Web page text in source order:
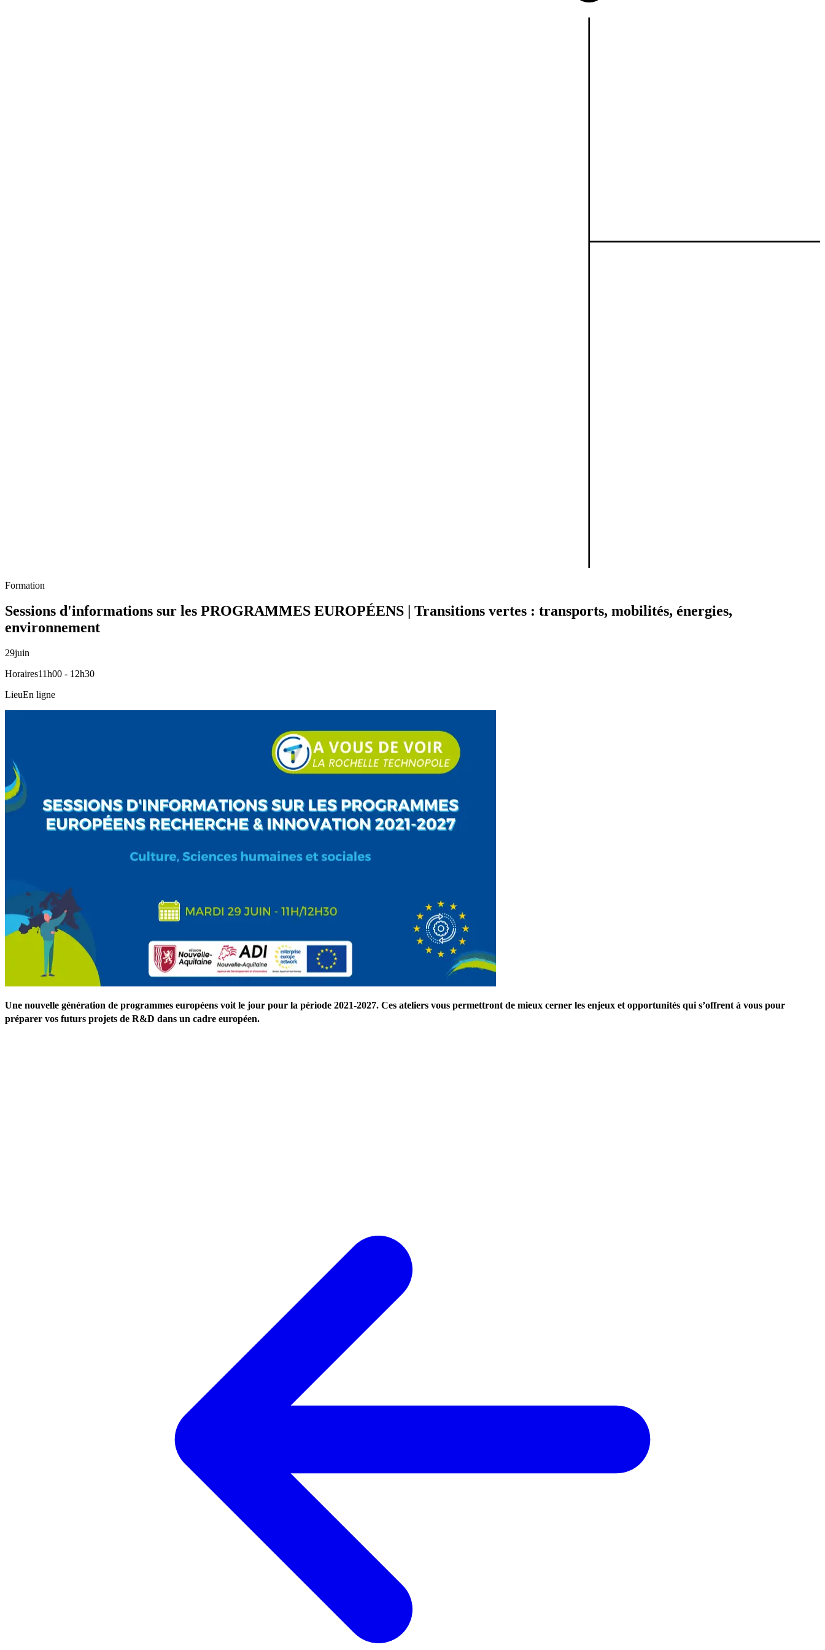
Formation
Sessions d'informations sur les PROGRAMMES EUROPÉENS | Transitions vertes : transports, mobilités, énergies,
environnement
29juin
Horaires11h00 - 12h30
LieuEn ligne
Une nouvelle génération de programmes européens voit le jour pour la période 2021-2027. Ces ateliers vous permettront de mieux cerner les enjeux et opportunités qui s’offrent à vous pour
préparer vos futurs projets de R&D dans un cadre européen.